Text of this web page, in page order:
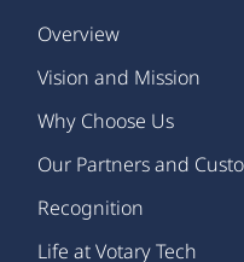
Overview
Vision and Mission
Why Choose Us
Our Partners and
Recognition
Life at Votary Tech